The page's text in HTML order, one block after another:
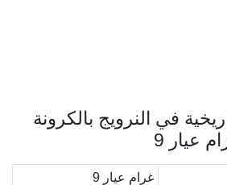
في النرويج بالكرونة
عيار 9
غرام عيار 9